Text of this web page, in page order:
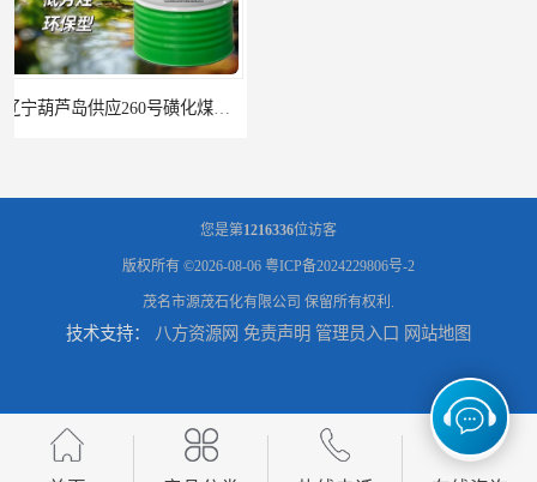
您是第1216336位访客
版权所有 ©2026-08-06 粤ICP备2024229806号-2
茂名市源茂石化有限公司 保留所有权利.
技术支持： 八方资源网 免责声明 管理员入口 网站地图